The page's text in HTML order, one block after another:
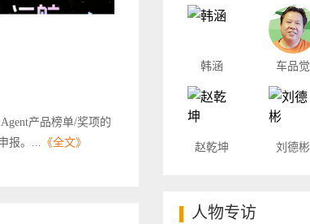
产品榜单/奖项的
报。... 《全文》
韩涵 车品觉
赵乾坤 刘德彬
人物专访